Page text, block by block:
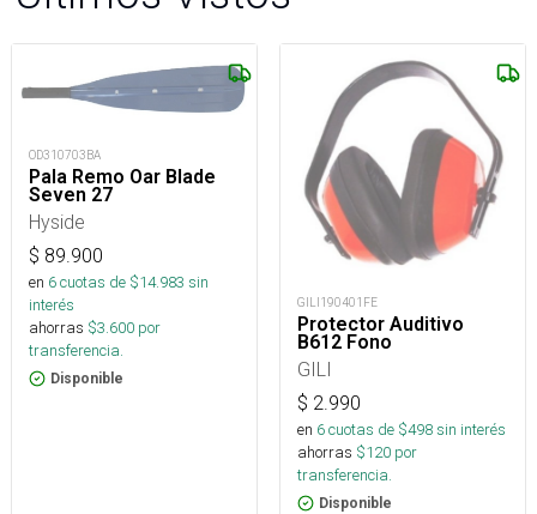
OD310703BA
Pala Remo Oar Blade
Seven 27
Hyside
$ 89.900
en 6cuotas de $14.983 sin
interés
ahorras $3.600 por
transferencia.
Disponible
GILI190401FE
Protector Auditivo
B612 Fono
GILI
$ 2.990
en 6cuotas de $498sin interés
ahorras $120 por
transferencia.
Disponible